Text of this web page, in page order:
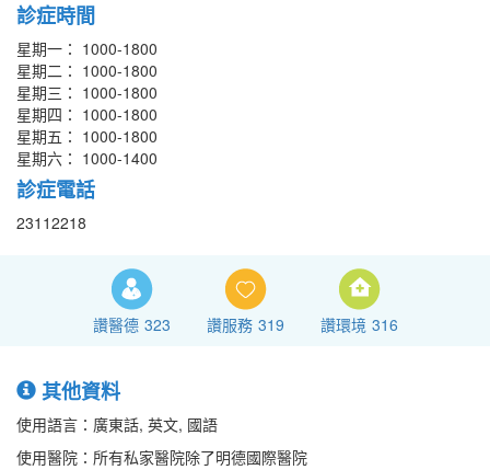
診症時間
星期一： 1000-1800
星期二： 1000-1800
星期三： 1000-1800
星期四： 1000-1800
星期五： 1000-1800
星期六： 1000-1400
診症電話
23112218
讚醫德 323 讚服務 319 讚環境 316
其他資料
使用語言：廣東話, 英文, 國語
使用醫院：所有私家醫院除了明德國際醫院